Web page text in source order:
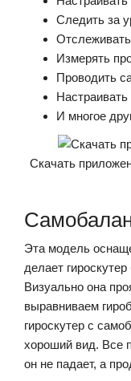
Следить за
Измерять
Проводить
И многое
Скачать
Эта модель
делает
Визуально она
выравниваем
гироскутер с
хороший вид. Все
он не падает, а